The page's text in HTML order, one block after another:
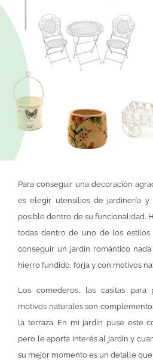
Para conseguir una decoración
es elegir utensilios de jardinería
posible dentro de su funcionalidad.
todas dentro de uno de los estilos
conseguir un jardín romántico
hierro fundido, forja y con motivos
Los comederos, las casitas para
motivos naturales son
la terraza. En mi jardín puse este
pero le aporta interés al jardín y
su mejor momento es un detalle